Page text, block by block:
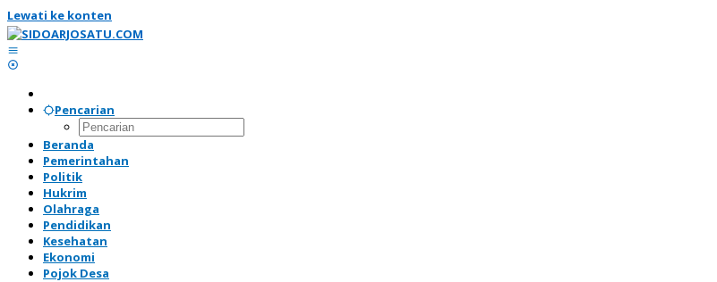
Lewati ke konten
Pencarian
Beranda
Pemerintahan
Politik
Hukrim
Olahraga
Pendidikan
Kesehatan
Ekonomi
Pojok Desa